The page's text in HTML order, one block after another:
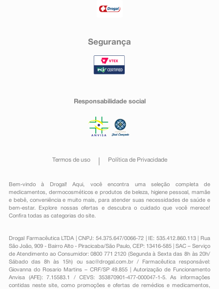
Segurança
Responsabilidade social
Termos de uso Política de Privacidade
Bem-vindo à Drogal! Aqui, você encontra uma seleção completa de
medicamentos , dermocosméticos e produtos de beleza, higiene pessoal ,mamãe
e bebê, conveniênciae muito mais, para atender suas necessidades de saúde e
bem-estar. Explore nossas ofertas e descubra o cuidado que você merece!
Confira todas as categorias do site.
Drogal Farmacêutica LTDA | CNPJ: 54.375.647/0066-72 | IE: 535.412.860.113 | Rua
São João, 909 - Bairro Alto - Piracicaba/São Paulo, CEP: 13416-585 | SAC – Serviço
de Atendimento ao Consumidor: 0800 771 2120 (Segunda à Sexta das 8h às 20h/
Sábado das 8h às 15h) ou sac@drogal.com.br/ Farmacêutica responsável:
Giovanna do Rosario Martins – CRF/SP 49.855 | Autorização de Funcionamento
Anvisa (AFE): 7.15583.1 / CEVS: 353870901-477-000047-1-5. As informações
contidas neste site, como promoções e ofertas de remédios e medicamentos,